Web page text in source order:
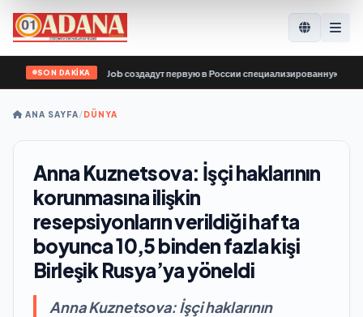
SON DAKİKA
работы SuperJob создадут первую в России специализированную платформу
ANA SAYFA/DÜNYA
Anna Kuznetsova: İşçi haklarının
korunmasına ilişkin
resepsiyonların verildiği hafta
boyunca 10,5 binden fazla kişi
Birleşik Rusya’ya yöneldi
Anna Kuznetsova: İşçi haklarının